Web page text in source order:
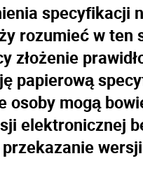
specyfikacji
rozumieć w ten
złożenie
papierową
osoby mogą
elektronicznej